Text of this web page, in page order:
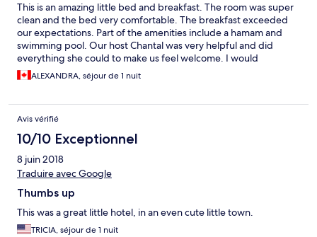
This is an amazing little bed and breakfast. The room was super
clean and the bed very comfortable. The breakfast exceeded
our expectations. Part of the amenities include a hamam and
swimming pool. Our host Chantal was very helpful and did
everything she could to make us feel welcome. I would
definitely recommend this little hotel.
ALEXANDRA, séjour de 1 nuit
Avis vérifié
10/10 Exceptionnel
8 juin 2018
Traduire avec Google
Thumbs up
This was a great little hotel, in an even cute little town.
TRICIA, séjour de 1 nuit